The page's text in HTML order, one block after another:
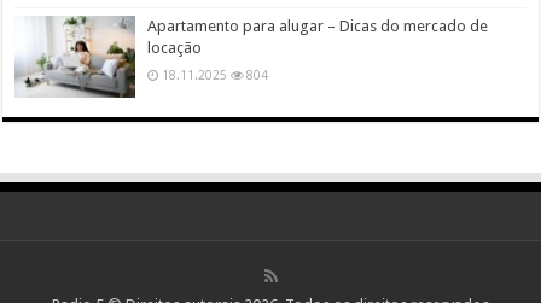
Apartamento para alugar – Dicas do mercado de
locação
18.11.2025 804